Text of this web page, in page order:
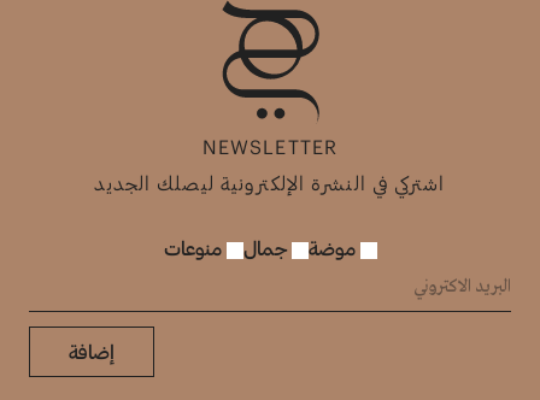
NEWSLETTER
اشتركي في النشرة الإلكترونية ليصلك الجديد
موضة جمال منوعات
إضافة